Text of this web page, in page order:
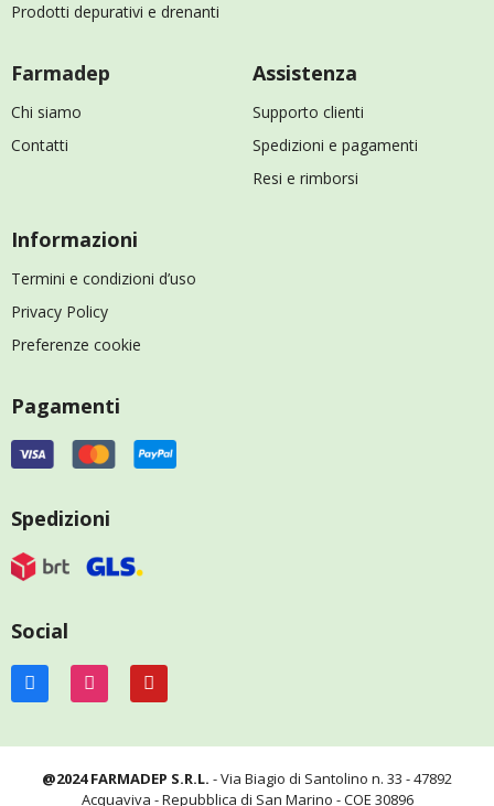
Prodotti depurativi e drenanti
Farmadep
Chi siamo
Contatti
Assistenza
Supporto clienti
Spedizioni e pagamenti
Resi e rimborsi
Informazioni
Termini e condizioni d’uso
Privacy Policy
Preferenze cookie
Pagamenti
Spedizioni
Social
@2024 FARMADEP S.R.L. - Via Biagio di Santolino n. 33 - 47892
Acquaviva - Repubblica di San Marino - COE 30896